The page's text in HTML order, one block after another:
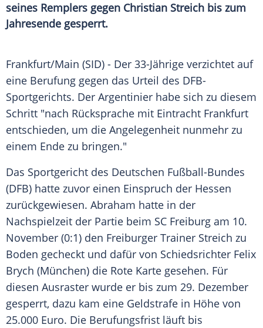
seines Remplers gegen Christian Streich bis zum
Jahresende gesperrt.
Frankfurt/Main (SID) - Der 33-Jährige verzichtet auf
eine Berufung gegen das Urteil des DFB-
Sportgerichts. Der Argentinier habe sich zu diesem
Schritt "nach Rücksprache mit Eintracht Frankfurt
entschieden, um die Angelegenheit nunmehr zu
einem Ende zu bringen."
Das Sportgericht des Deutschen Fußball-Bundes
(DFB) hatte zuvor einen Einspruch der Hessen
zurückgewiesen. Abraham hatte in der
Nachspielzeit der Partie beim SC Freiburg am 10.
November (0:1) den Freiburger Trainer Streich zu
Boden gecheckt und dafür von Schiedsrichter Felix
Brych (München) die Rote Karte gesehen. Für
diesen Ausraster wurde er bis zum 29. Dezember
gesperrt, dazu kam eine Geldstrafe in Höhe von
25.000 Euro. Die Berufungsfrist läuft bis